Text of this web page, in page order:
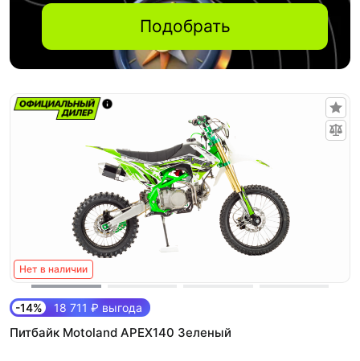
Подобрать
Нет в наличии
-14% 18 711 ₽ выгода
Питбайк Motoland APEX140 Зеленый